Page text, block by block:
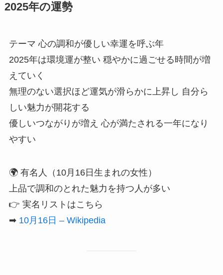
2025年の運勢
テーマ 心の調和が優しい幸運を呼ぶ年
2025年は環境運が整い 穏やかに過ごせる時間が増
えていく
無理のない選択ほど運気が滑らかに上昇し 自分ら
しい魅力が開花する
優しいつながりが増え 心が満たされる一年になり
やすい
🌍 有名人（10月16日生まれの女性）
上品で調和のとれた魅力を持つ人が多い
👉 実名リストはこちら
➡ 10月16日 – Wikipedia